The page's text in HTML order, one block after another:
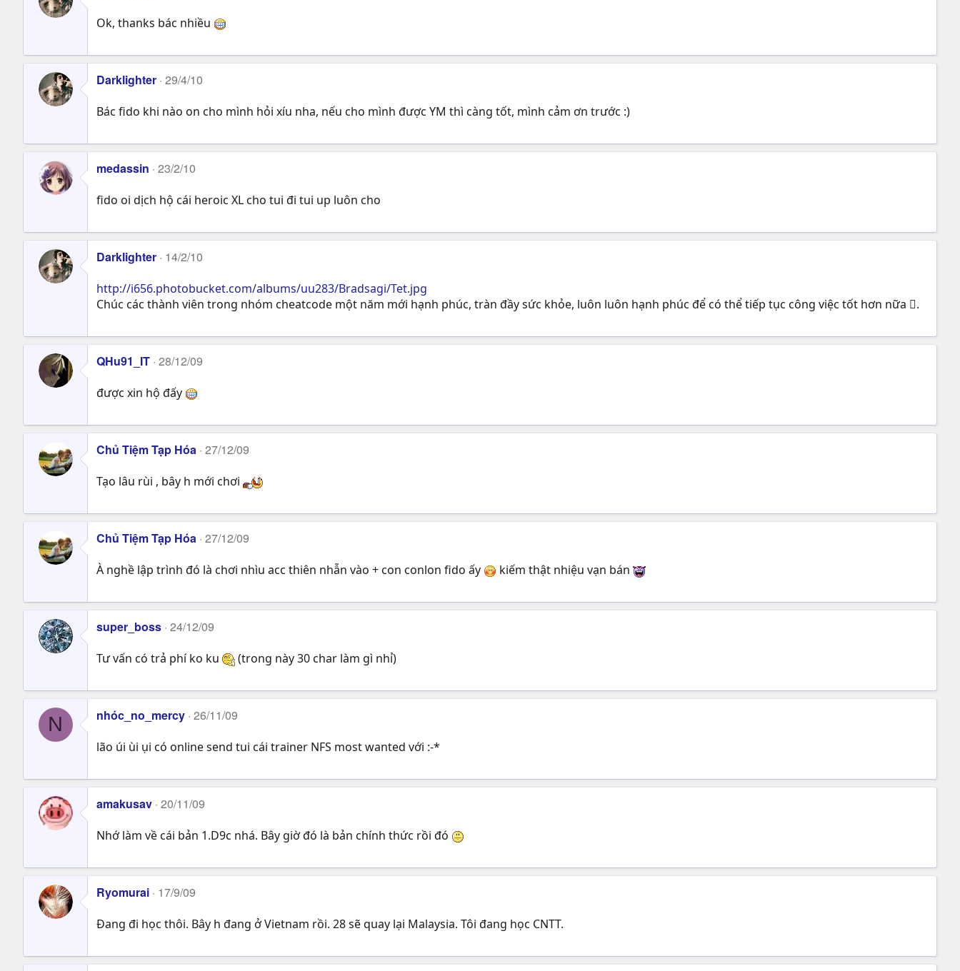
Ok, thanks bác nhiều
Darklighter 29/4/10
Bác fido khi nào on cho mình hỏi xíu nha, nếu cho mình được YM thì càng tốt, mình cảm ơn trước :)
medassin 23/2/10
fido oi dịch hộ cái heroic XL cho tui đi tui up luôn cho
Darklighter 14/2/10
http://i656.photobucket.com/albums/uu283/Bradsagi/Tet.jpg
Chúc các thành viên trong nhóm cheatcode một năm mới hạnh phúc, tràn đầy sức khỏe, luôn luôn hạnh phúc để có thể tiếp tục công việc tốt hơn nữa .
QHu91_IT 28/12/09
được xin hộ đấy
Chủ Tiệm Tạp Hóa 27/12/09
Tạo lâu rùi , bây h mới chơi
Chủ Tiệm Tạp Hóa 27/12/09
À nghề lập trình đó là chơi nhìu acc thiên nhẫn vào + con conlon fido ấy kiếm thật nhiệu vạn bán
super_boss 24/12/09
Tư vấn có trả phí ko ku (trong này 30 char làm gì nhỉ)
N nhóc_no_mercy 26/11/09
lão úi ùi ụi có online send tui cái trainer NFS most wanted với :-*
amakusav 20/11/09
Nhớ làm về cái bản 1.D9c nhá. Bây giờ đó là bản chính thức rồi đó
Ryomurai 17/9/09
Đang đi học thôi. Bây h đang ở Vietnam rồi. 28 sẽ quay lại Malaysia. Tôi đang học CNTT.